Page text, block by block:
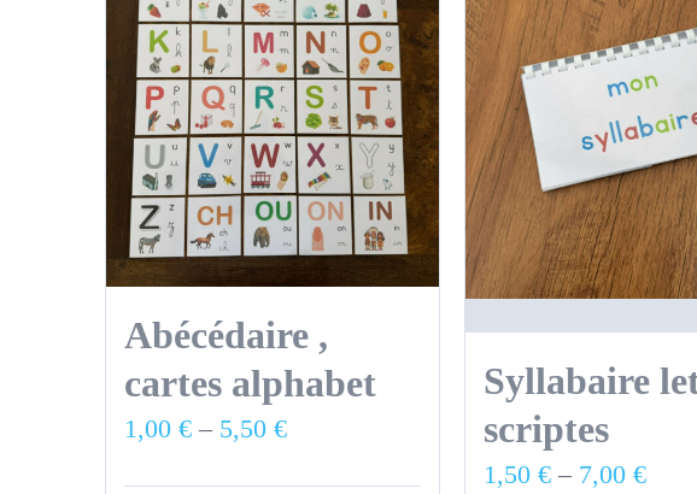
Abécédaire ,
cartes alphabet
1,00 € – 5,50 €
Syllabaire
scriptes
1,50 €– 7,00 €